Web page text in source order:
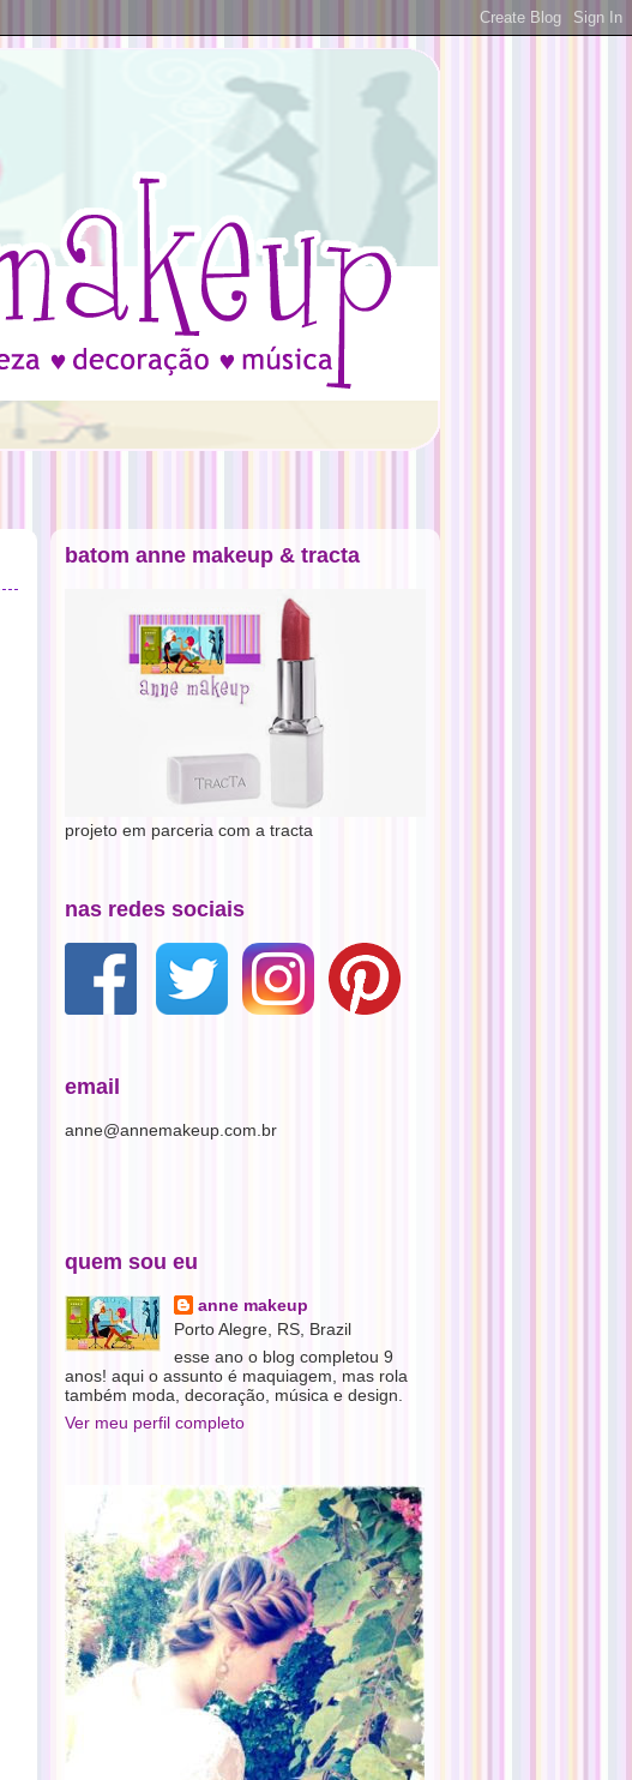
batom anne makeup & tracta
projeto em parceria com a tracta
nas redes sociais
email
anne@annemakeup.com.br
quem sou eu
anne makeup
Porto Alegre, RS, Brazil
esse ano o blog completou 9
anos! aqui o assunto é maquiagem, mas rola
também moda, decoração, música e design.
Ver meu perfil completo